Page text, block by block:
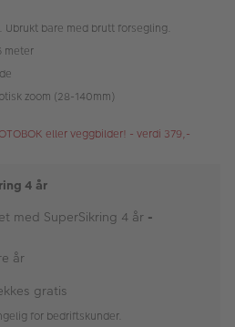
Ubrukt bare med brutt forsegling.
meter
zoom (28-140mm)
eller veggbilder! - verdi 379,-
4 år
med SuperSikring 4 år -
år
gratis
for bedriftskunder.